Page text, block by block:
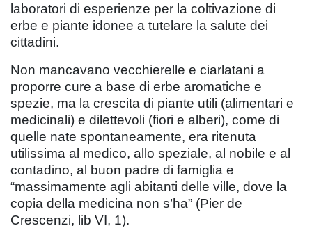
laboratori di esperienze per la coltivazione di
erbe e piante idonee a tutelare la salute dei
cittadini.
Non mancavano vecchierelle e ciarlatani a
proporre cure a base di erbe aromatiche e
spezie, ma la crescita di piante utili (alimentari e
medicinali) e dilettevoli (fiori e alberi), come di
quelle nate spontaneamente, era ritenuta
utilissima al medico, allo speziale, al nobile e al
contadino, al buon padre di famiglia e
“massimamente agli abitanti delle ville, dove la
copia della medicina non s’ha” (Pier de
Crescenzi, lib VI, 1).